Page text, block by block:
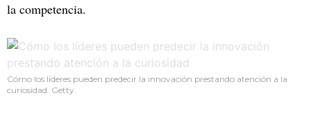
la competencia.
Cómo los líderes pueden predecir la innovación prestando atención a la
curiosidad. Getty.